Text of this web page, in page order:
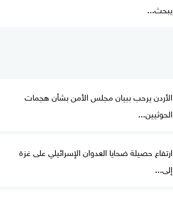
يبحث...
الأردن يرحب ببيان مجلس الأمن بشأن هجمات
الحوثيين...
ارتفاع حصيلة ضحايا العدوان الإسرائيلي على غزة
إلى...